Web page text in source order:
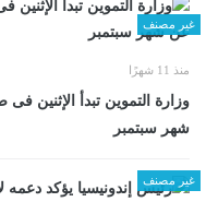
غير مصنف
منذ 11 شهرًا
وزارة التموين تبدأ الإثنين
شهر سبتمبر
غير مصنف